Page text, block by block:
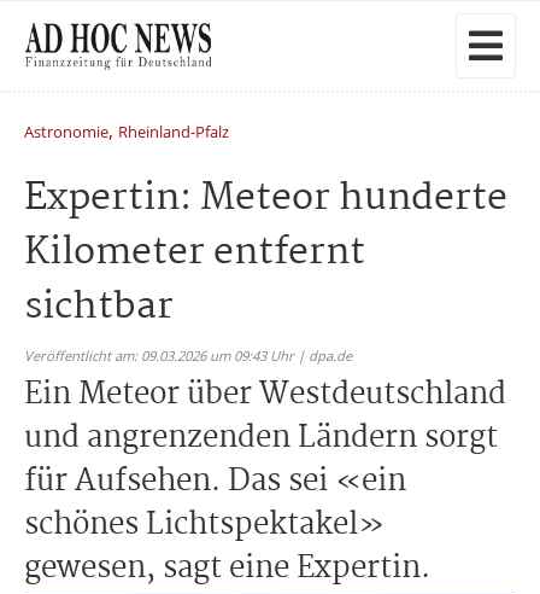
Astronomie, Rheinland-Pfalz
Expertin: Meteor hunderte
Kilometer entfernt
sichtbar
Veröffentlicht am: 09.03.2026 um 09:43 Uhr | dpa.de
Ein Meteor über Westdeutschland
und angrenzenden Ländern sorgt
für Aufsehen. Das sei «ein
schönes Lichtspektakel»
gewesen, sagt eine Expertin.